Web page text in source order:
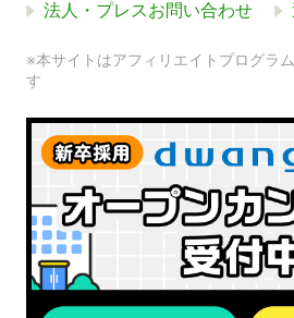
法人・プレスお問い合わせ
※本サイトはアフィリエイトプログラ
す